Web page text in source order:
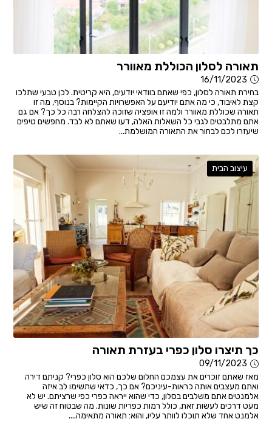
תאורה לסלון הכוללת מאוורר
16/11/2023
בחירת תאורה לסלון, כפי שאתם בוודאי יודעים, היא קריטית. לכן טבעי שתלכו
קצת לאיבוד, כי מה אתם יודיעם על האפשרויות הקיימות? בנוסף, מה זו
תאורה שכוללת מאוורר ולמה זו אופציה שזוכה להצלחה רבה כל כך? אם גם
אתם מתלבטים לגבי כל השאלות האלה, דעו שאתם לא לבד. מחפשים טיפים
שיעזרו לכם לבחור את התאורה המושלמת...
עיצוב הבית
כך תיצרו סלון כפרי בעזרת תאורה
09/11/2023
מאז שאתם זוכרים את עצמכם החלום שלכם הוא סלון כפרי? קניתם דירה
ואתם מעצבים אותה כראות-עיניכם? אם כך, כדאי שתשימו לב איזה
אלמנטים אתם משלבים בסלון, כדי שהוא ייראה כפרי כפי שרציתם. יש לא
מעט דרכים לעשות זאת, כולל רמות כפריות שונות. מה שבטוח זה שיש
אלמנט אחד שלא תוכלו לוותר עליו, והוא: תאורה מתאימה....